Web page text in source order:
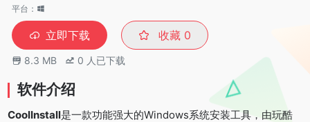
平台：
立即下载 收藏 0
8.3 MB 0 人已下载
软件介绍
CoolInstall是一款功能强大的Windows系统安装工具，由玩酷